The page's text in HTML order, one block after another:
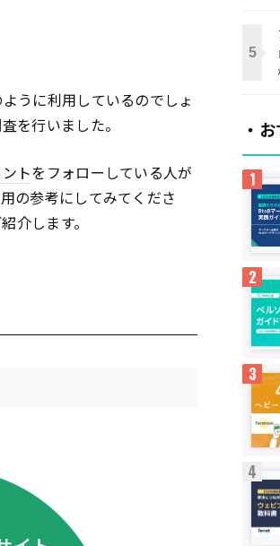
うに利用しているのでしょ
を行いました。
トをフォローしている人が
の参考にしてみてくださ
介します。
・